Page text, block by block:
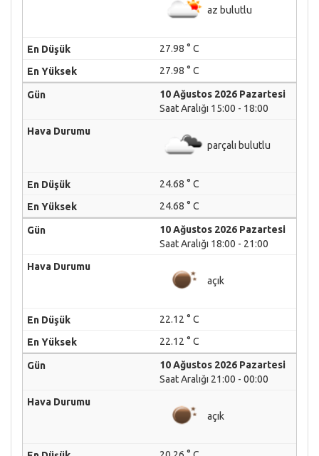
az bulutlu
27.98 ° C
27.98 ° C
10 Ağustos 2026 Pazartesi
Saat Aralığı 15:00 - 18:00
parçalı bulutlu
24.68 ° C
24.68 ° C
10 Ağustos 2026 Pazartesi
Saat Aralığı 18:00 - 21:00
açık
22.12 ° C
22.12 ° C
10 Ağustos 2026 Pazartesi
Saat Aralığı 21:00 - 00:00
açık